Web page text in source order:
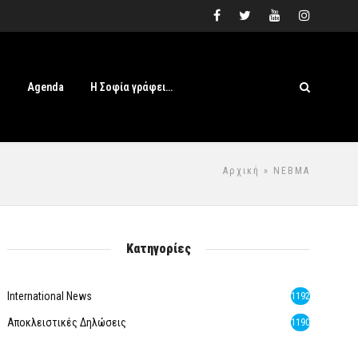
Agenda Η Σοφία γράφει…
Αρχική » ΝΕΒΜΑ
Κατηγορίες
International News 1192
Αποκλειστικές Δηλώσεις 1190